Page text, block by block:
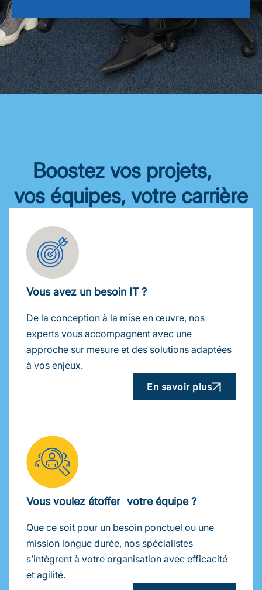
Boostez vos projets,
vos équipes, votre carrière
Vous avez un besoin IT ?
De la conception à la mise en œuvre, nos
experts vous accompagnent avec une
approche sur mesure et des solutions adaptées
à vos enjeux.
En savoir plus
Vous voulez étoffer votre équipe ?
Que ce soit pour un besoin ponctuel ou une
mission longue durée, nos spécialistes
s’intègrent à votre organisation avec efficacité
et agilité.